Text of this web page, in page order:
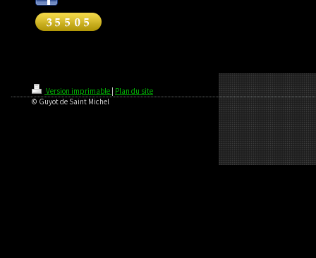
Version imprimable | Plan du site
© Guyot de Saint Michel